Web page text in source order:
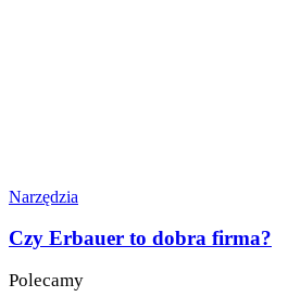
Narzędzia
Czy Erbauer to dobra firma?
Polecamy